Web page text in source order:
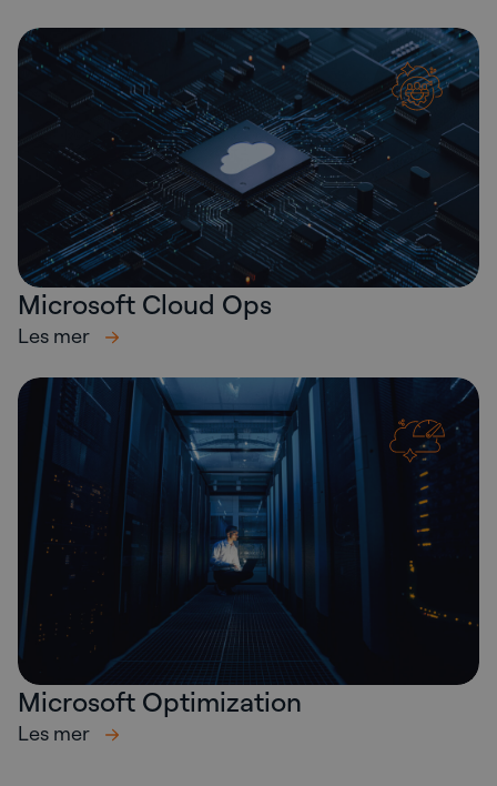
Microsoft Cloud Ops
Les mer
Microsoft Optimization
Les mer